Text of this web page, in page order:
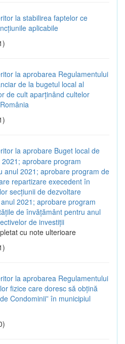
la stabilirea faptelor ce
aplicabile
la aprobarea Regulamentului
de la bugetul local al
de cult aparținând cultelor
la aprobare Buget local de
aprobare program
anul 2021; aprobare program de
repartizare execedent în
secțiunii de dezvoltare
2021; aprobare program
de învățământ pentru anul
de investiții
cu note ulterioare
la aprobarea Regulamentului
fizice care doresc să obțină
Condominii” în municipiul